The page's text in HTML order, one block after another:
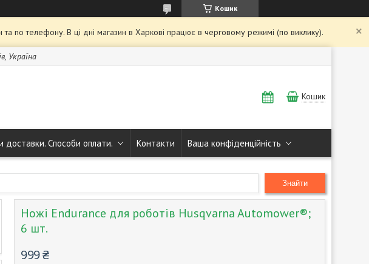
Кошик
по телефону. В ці дні магазин в Харкові працює в черговому режимі (по виклику).
Україна
Кошик
доставки. Способи оплати. Контакти Ваша конфіденційність
Знайти
Ножі Endurance для роботів Husqvarna Automower®;
6 шт.
999 ₴